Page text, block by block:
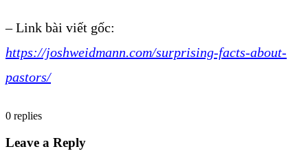
– Link bài viết gốc:
https://joshweidmann.com/surprising-facts-about-
pastors/
0 replies
Leave a Reply